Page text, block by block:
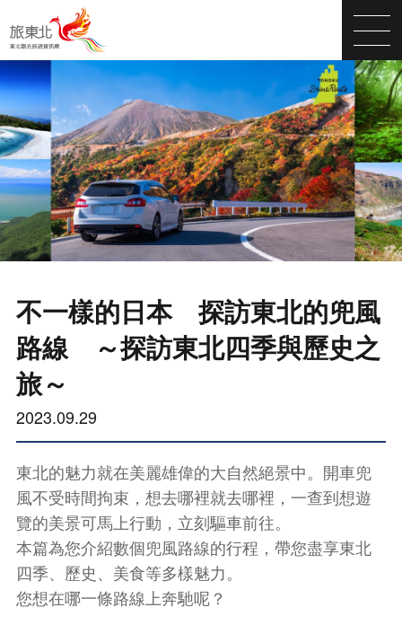
不一樣的日本 探訪東北的兜風
路線 ～探訪東北四季與歷史之
旅～
2023.09.29
東北的魅力就在美麗雄偉的大自然絕景中。開車兜
風不受時間拘束，想去哪裡就去哪裡，一查到想遊
覽的美景可馬上行動，立刻驅車前往。
本篇為您介紹數個兜風路線的行程，帶您盡享東北
四季、歷史、美食等多樣魅力。
您想在哪一條路線上奔馳呢？